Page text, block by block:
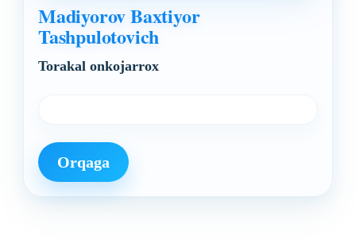
Madiyorov Baxtiyor
Tashpulotovich
Torakal onkojarrox
Orqaga